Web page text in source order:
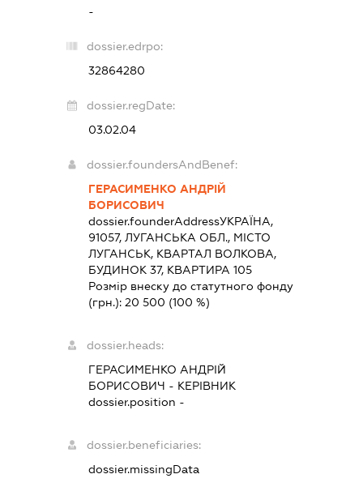
-
dossier.edrpo:
32864280
dossier.regDate:
03.02.04
dossier.foundersAndBenef:
ГЕРАСИМЕНКО АНДРІЙ
БОРИСОВИЧ
dossier.founderAddressУКРАЇНА,
91057, ЛУГАНСЬКА ОБЛ., МІСТО
ЛУГАНСЬК, КВАРТАЛ ВОЛКОВА,
БУДИНОК 37, КВАРТИРА 105
Розмір внеску до статутного фонду
(грн.): 20 500 (100 %)
dossier.heads:
ГЕРАСИМЕНКО АНДРІЙ
БОРИСОВИЧ - КЕРІВНИК
dossier.position -
dossier.beneficiaries:
dossier.missingData